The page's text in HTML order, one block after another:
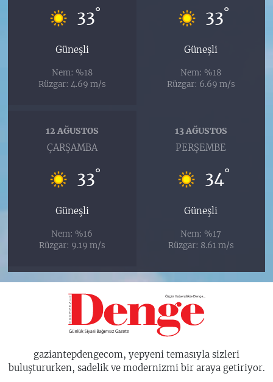
33°
Güneşli
Nem: %18
Rüzgar: 4.69 m/s
33°
Güneşli
Nem: %18
Rüzgar: 6.69 m/s
12 AĞUSTOS
ÇARŞAMBA
33°
Güneşli
Nem: %16
Rüzgar: 9.19 m/s
13 AĞUSTOS
PERŞEMBE
34°
Güneşli
Nem: %17
Rüzgar: 8.61 m/s
gaziantepdengecom, yepyeni temasıyla sizleri
buluştururken, sadelik ve modernizmi bir araya getiriyor.